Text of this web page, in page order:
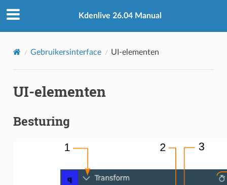
Kdenlive 26.04 Manual
Gebruikersinterface UI-elementen
UI-elementen
Besturing